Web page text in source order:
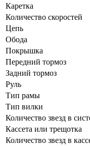
Каретка
Количество скоростей
Цепь
Обода
Покрышка
Передний тормоз
Задний тормоз
Руль
Тип рамы
Тип вилки
Количество звезд в
Кассета или трещотка
Количество звезд в